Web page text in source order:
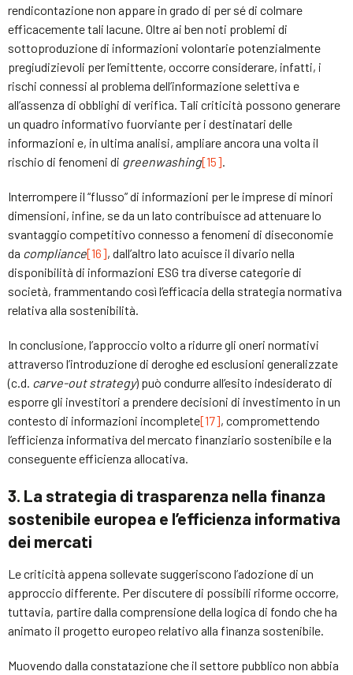
rendicontazione non appare in grado di per sé di colmare
efficacemente tali lacune. Oltre ai ben noti problemi di
sottoproduzione di informazioni volontarie potenzialmente
pregiudizievoli per l’emittente, occorre considerare, infatti, i
rischi connessi al problema dell’informazione selettiva e
all’assenza di obblighi di verifica. Tali criticità possono generare
un quadro informativo fuorviante per i destinatari delle
informazioni e, in ultima analisi, ampliare ancora una volta il
rischio di fenomeni di greenwashing[15].
Interrompere il “flusso” di informazioni per le imprese di minori
dimensioni, infine, se da un lato contribuisce ad attenuare lo
svantaggio competitivo connesso a fenomeni di diseconomie
da compliance[16], dall’altro lato acuisce il divario nella
disponibilità di informazioni ESG tra diverse categorie di
società, frammentando così l’efficacia della strategia normativa
relativa alla sostenibilità.
In conclusione, l’approccio volto a ridurre gli oneri normativi
attraverso l’introduzione di deroghe ed esclusioni generalizzate
(c.d. carve-out strategy) può condurre all’esito indesiderato di
esporre gli investitori a prendere decisioni di investimento in un
contesto di informazioni incomplete[17], compromettendo
l’efficienza informativa del mercato finanziario sostenibile e la
conseguente efficienza allocativa.
3. La strategia di trasparenza nella finanza
sostenibile europea e l’efficienza informativa
dei mercati
Le criticità appena sollevate suggeriscono l’adozione di un
approccio differente. Per discutere di possibili riforme occorre,
tuttavia, partire dalla comprensione della logica di fondo che ha
animato il progetto europeo relativo alla finanza sostenibile.
Muovendo dalla constatazione che il settore pubblico non abbia